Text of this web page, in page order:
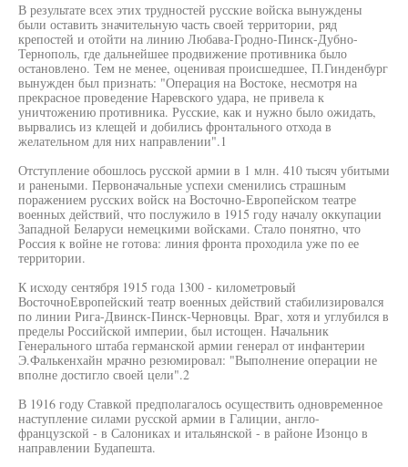
В результате всех этих трудностей русские войска вынуждены
были оставить значительную часть своей территории, ряд
крепостей и отойти на линию Любава-Гродно-Пинск-Дубно-
Тернополь, где дальнейшее продвижение противника было
остановлено. Тем не менее, оценивая происшедшее, П.Гинденбург
вынужден был признать: "Операция на Востоке, несмотря на
прекрасное проведение Наревского удара, не привела к
уничтожению противника. Русские, как и нужно было ожидать,
вырвались из клещей и добились фронтального отхода в
желательном для них направлении".1
Отступление обошлось русской армии в 1 млн. 410 тысяч убитыми
и ранеными. Первоначальные успехи сменились страшным
поражением русских войск на Восточно-Европейском театре
военных действий, что послужило в 1915 году началу оккупации
Западной Беларуси немецкими войсками. Стало понятно, что
Россия к войне не готова: линия фронта проходила уже по ее
территории.
К исходу сентября 1915 года 1300 - километровый
ВосточноЕвропейский театр военных действий стабилизировался
по линии Рига-Двинск-Пинск-Черновцы. Враг, хотя и углубился в
пределы Российской империи, был истощен. Начальник
Генерального штаба германской армии генерал от инфантерии
Э.Фалькенхайн мрачно резюмировал: "Выполнение операции не
вполне достигло своей цели".2
В 1916 году Ставкой предполагалось осуществить одновременное
наступление силами русской армии в Галиции, англо-
французской - в Салониках и итальянской - в районе Изонцо в
направлении Будапешта.